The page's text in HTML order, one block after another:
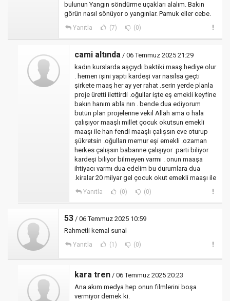
bulunun Yangın söndürme uçakları alalım. Bakın
görün nasıl sönüyor o yangınlar. Pamuk eller cebe.
Yanıtla (7) (0)
cami altında / 06 Temmuz 2025 21:29
kadın kurslarda aşçıydı baktiki maaş hediye olur
. hemen işini yaptı kardeşi var nasılsa geçti
şirkete maaş her ay yer rahat .serin yerde planla
proje üretti ilettirdi .oğullar işte eş emekli keyfine
bakın hanım abla nın . bende dua ediyorum
butün plan projelerine vekil Allah ama o hala
çalışıyor maaşlı millet çocuk okutsun emekli
maaşı ile han fendi maaşlı çalışsın eve oturup
şükretsin .oğulları memur eşi emekli .ozaman
herkes çalışsın babanne çalışıyor .parti biliyor
kardeşi biliyor bilmeyen varmı . onun maaşa
ihtiyacı varmı dua edelim bu durumlara dua
.kiralar 20 milyar gel çocuk okut emekli maaşı ile
Yanıtla (0) (0)
53 / 06 Temmuz 2025 10:59
Rahmetli kemal sunal
Yanıtla (1) (0)
kara tren / 06 Temmuz 2025 20:23
Ana akım medya hep onun filmlerini boşa
vermiyor demek ki.